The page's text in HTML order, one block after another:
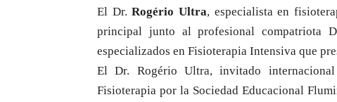
El Dr.Rogério Ultra, especialista en
principal junto al profesional compatriota
especializados en Fisioterapia Intensiva que
El Dr. Rogério Ultra, invitado
Fisioterapia por la Sociedad Educacional